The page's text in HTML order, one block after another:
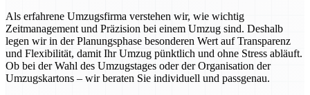
Als erfahrene Umzugsfirma verstehen wir, wie wichtig
Zeitmanagement und Präzision bei einem Umzug sind. Deshalb
legen wir in der Planungsphase besonderen Wert auf Transparenz
und Flexibilität, damit Ihr Umzug pünktlich und ohne Stress abläuft.
Ob bei der Wahl des Umzugstages oder der Organisation der
Umzugskartons – wir beraten Sie individuell und passgenau.